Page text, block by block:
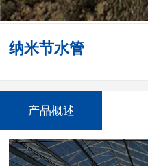
纳米节水管
产品概述